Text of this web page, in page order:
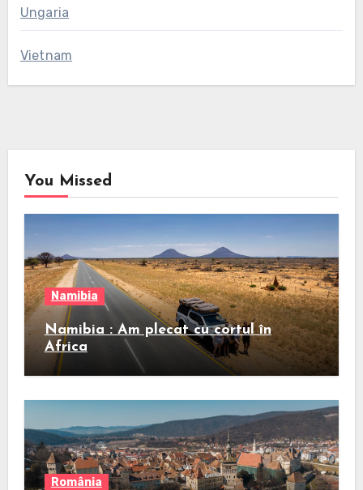
Ungaria
Vietnam
You Missed
Namibia
Namibia : Am plecat cu cortul în
Africa
România